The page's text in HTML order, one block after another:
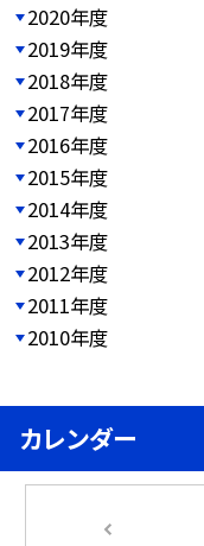
2020年度
2019年度
2018年度
2017年度
2016年度
2015年度
2014年度
2013年度
2012年度
2011年度
2010年度
カレンダー